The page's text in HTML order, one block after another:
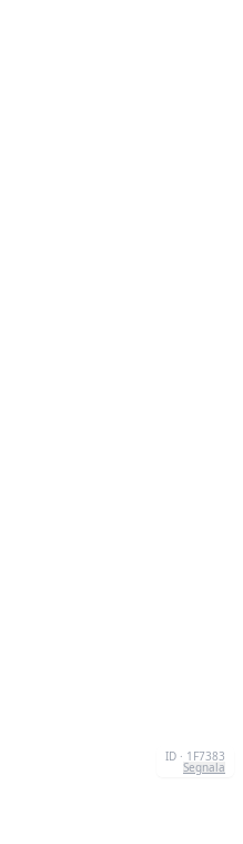
ID · 1F7383
Segnala